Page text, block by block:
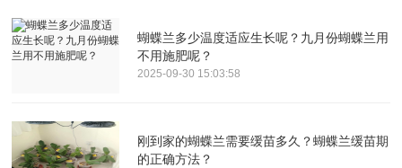
蝴蝶兰多少温度适应生长呢？九月份蝴蝶兰用
不用施肥呢？
2025-09-30 15:03:58
刚到家的蝴蝶兰需要缓苗多久？蝴蝶兰缓苗期
的正确方法？